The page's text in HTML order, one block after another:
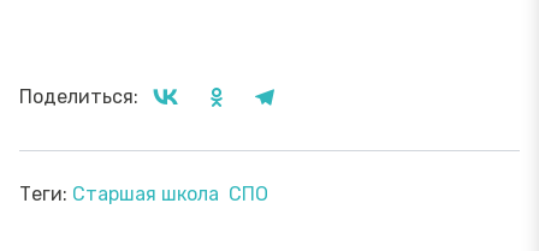
Поделиться:
Теги: Старшая школа СПО